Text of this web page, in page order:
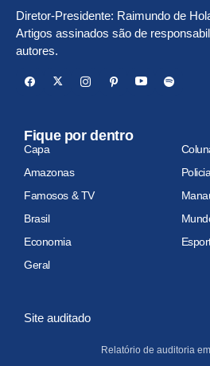
Diretor-Presidente: Raimundo de
Artigos assinados são de
autores.
Fique por dentro
Capa
Amazonas
Famosos & TV
Brasil
Economia
Geral
Site auditado
Relatório de auditoria